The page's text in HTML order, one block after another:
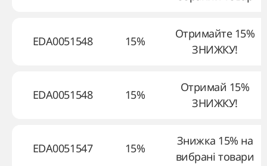
EDA0051548 15%
Отримайте 15%
ЗНИЖКУ!
EDA0051548 15%
Отримай 15%
ЗНИЖКУ!
EDA0051547 15%
Знижка 15% на
вибрані товари